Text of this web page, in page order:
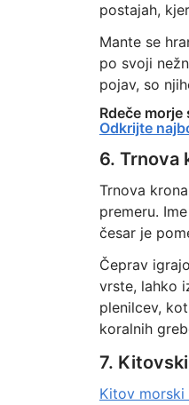
postajah,
Mante se
po svoji
pojav, so
Rdeče
Odkrijte
6. Trnova
Trnova krona
premeru.
česar je
Čeprav
vrste, lahko
plenilcev,
koralnih
7.
Kitov morski